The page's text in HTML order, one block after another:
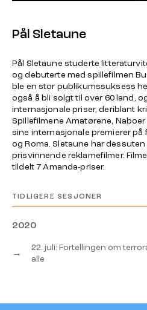
Pål Sletaune
Pål Sletaune studerte
og debuterte med spillefilmen
ble en stor publikumssuksess
også å bli solgt til over 60 land,
internasjonale priser, deriblant
Spillefilmene Amatørene, Naboer
sine internasjonale premierer på
og Roma. Sletaune har
prisvinnende reklamefilmer.
tildelt 7 Amanda-priser.
TIDLIGERE SESJONER
2020
→
22. juli: Fortellingen om
alle